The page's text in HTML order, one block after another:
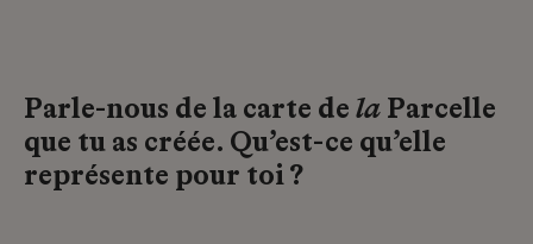
Parle-nous de la carte de la Parcelle
que tu as créée. Qu’est-ce qu’elle
représente pour toi ?